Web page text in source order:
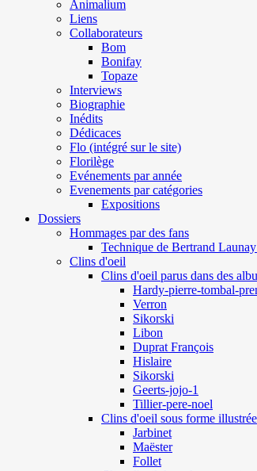
Animalium
Liens
Collaborateurs
Bom
Bonifay
Topaze
Interviews
Biographie
Inédits
Dédicaces
Flo (intégré sur le site)
Florilège
Evénements par année
Evenements par catégories
Expositions
Dossiers
Hommages par des fans
Technique de Bertrand
Clins d'oeil
Clins d'oeil parus dans des
Hardy-pierre-tombal-
Verron
Sikorski
Libon
Duprat François
Hislaire
Sikorski
Geerts-jojo-1
Tillier-pere-noel
Clins d'oeil sous forme illustrée
Jarbinet
Maëster
Follet